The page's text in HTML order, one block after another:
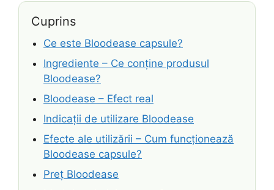
Cuprins
Ce este Bloodease capsule?
Ingrediente – Ce conține produsul
Bloodease?
Bloodease – Efect real
Indicații de utilizare Bloodease
Efecte ale utilizării – Cum funcționează
Bloodease capsule?
Preț Bloodease